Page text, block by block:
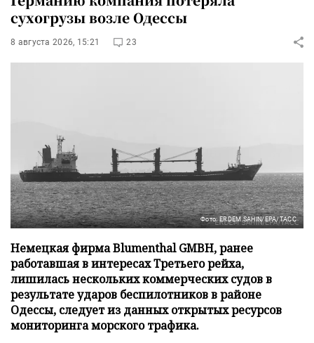
сухогрузы возле Одессы
8 августа 2026, 15:21 23
Фото: ERDEM SAHIN/EPA/ТАСС
Немецкая фирма Blumenthal GMBH, ранее
работавшая в интересах Третьего рейха,
лишилась нескольких коммерческих судов в
результате ударов беспилотников в районе
Одессы, следует из данных открытых ресурсов
мониторинга морского трафика.